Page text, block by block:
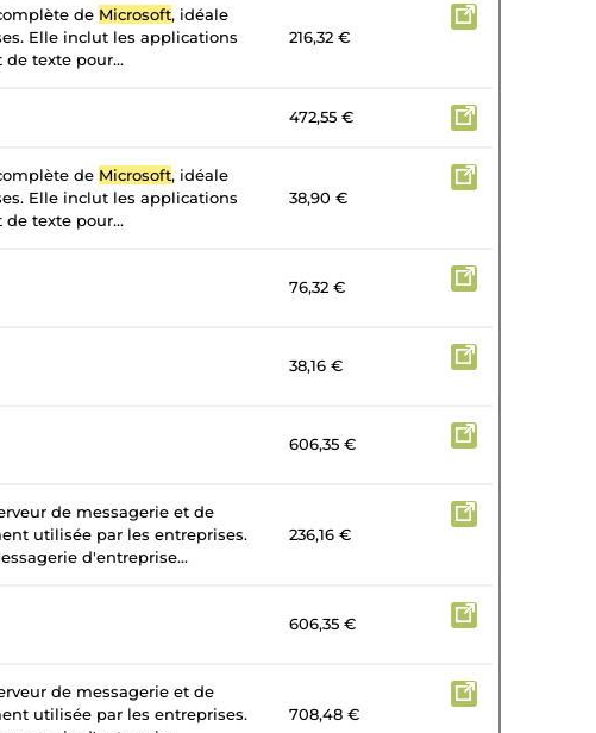
de Microsoft, idéale
Elle inclut les applications
de texte pour...
216,32 €
472,55 €
de Microsoft, idéale
Elle inclut les applications
de texte pour...
38,90 €
76,32 €
38,16 €
606,35 €
de messagerie et de
utilisée par les entreprises.
d'entreprise...
236,16 €
606,35 €
de messagerie et de
utilisée par les entreprises.
708,48 €